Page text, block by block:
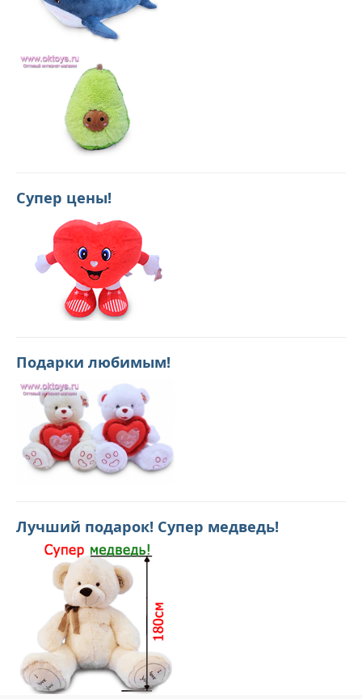
Супер цены!
Подарки любимым!
Лучший подарок! Супер медведь!